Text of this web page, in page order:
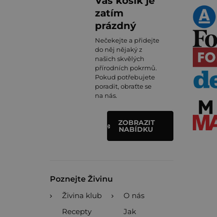
zatím
prázdný
Nečekejte a přidejte
do něj nějaký z
našich skvělých
přírodních pokrmů.
Pokud potřebujete
poradit, obraťte se
na nás.
ZOBRAZIT
NABÍDKU
Poznejte Živinu
Živina klub
O nás
Recepty
Jak